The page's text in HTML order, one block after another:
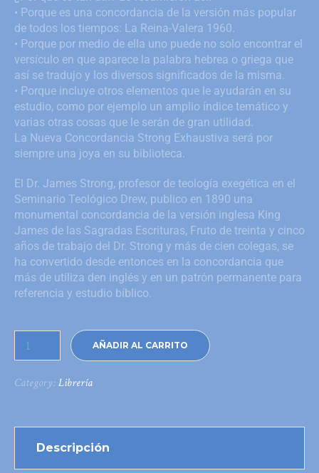
• Porque es una concordancia de la versión más popular
de todos los tiempos: La Reina-Valera 1960.
• Porque por medio de ella uno puede no solo encontrar el
versículo en que aparece la palabra hebrea o griega que
así se tradujo y los diversos significados de la misma.
• Porque incluye otros elementos que le ayudarán en su
estudio, como por ejemplo un amplio índice temático y
varias otras cosas que le serán de gran utilidad.
La Nueva Concordancia Strong Exhaustiva será por
siempre una joya en su biblioteca.
El Dr. James Strong, profesor de teología exegética en el
Seminario Teológico Drew, publico en 1890 una
monumental concordancia de la versión inglesa King
James de las Sagradas Escrituras, Fruto de treinta y cinco
años de trabajo del Dr. Strong y más de cien colegas, se
ha convertido desde entonces en la concordancia que
más de utiliza den inglés y en un patrón permanente para
referencia y estudio bíblico.
AÑADIR AL CARRITO
Category:Librería
Descripción